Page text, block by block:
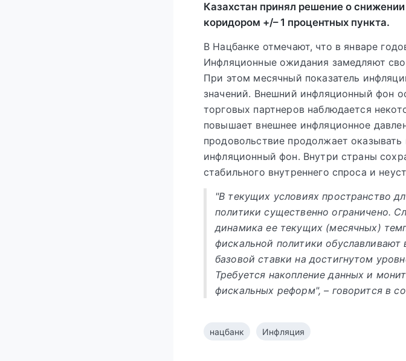
Казахстан принял решение о
коридором +/– 1 процентных пункта.
В Нацбанке отмечают, что в январе
Инфляционные ожидания замедляют
При этом месячный показатель
значений. Внешний инфляционный фон
торговых партнеров наблюдается
повышает внешнее инфляционное
продовольствие продолжает
инфляционный фон. Внутри страны
стабильного внутреннего спроса и
"В текущих условиях пространство
политики существенно ограничено.
динамика ее текущих (месячных)
фискальной политики
базовой ставки на достигнутом
Требуется накопление данных и
фискальных реформ", – говорится в
нацбанк Инфляция